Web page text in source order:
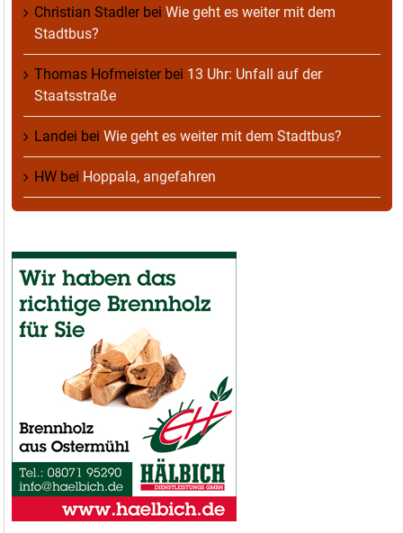
Christian Stadlerbei Wie geht es weiter mit dem
Stadtbus?
Thomas Hofmeisterbei 13 Uhr: Unfall auf der
Staatsstraße
Landei bei Wie geht es weiter mit dem Stadtbus?
HW bei Hoppala, angefahren